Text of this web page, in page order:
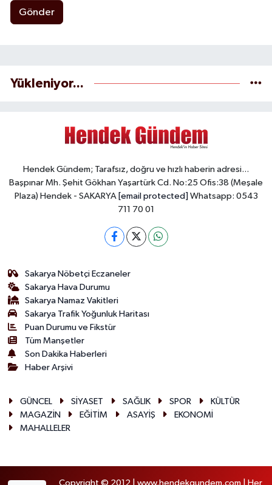
Gönder
Yükleniyor...
Hendek Gündem; Tarafsız, doğru ve hızlı haberin adresi...
Başpınar Mh. Şehit Gökhan Yaşartürk Cd. No:25 Ofis:38 (Meşale
Plaza) Hendek - SAKARYA [email protected] Whatsapp: 0543
711 70 01
Sakarya Nöbetçi Eczaneler
Sakarya Hava Durumu
Sakarya Namaz Vakitleri
Sakarya Trafik Yoğunluk Haritası
Puan Durumu ve Fikstür
Tüm Manşetler
Son Dakika Haberleri
Haber Arşivi
GÜNCEL SİYASET SAĞLIK SPOR
KÜLTÜR
MAGAZİN
EĞİTİM ASAYİŞ
EKONOMİ
MAHALLELER
Copyright © 2012 | www.hendekgundem.com | Her